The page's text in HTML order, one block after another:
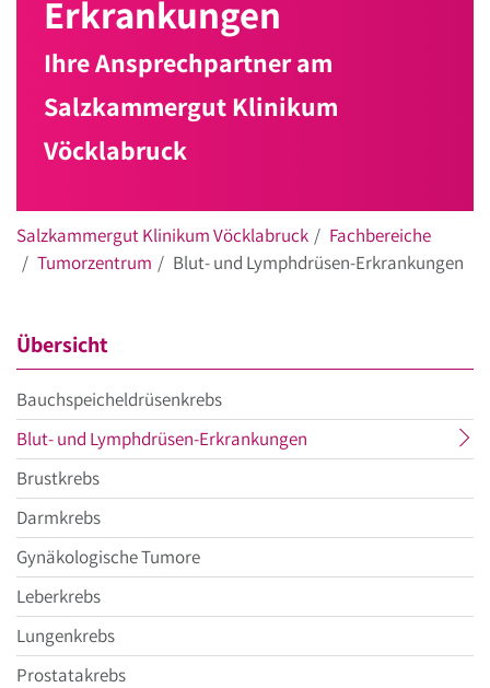
Erkrankungen
Ihre Ansprechpartner am
Salzkammergut Klinikum
Vöcklabruck
Salzkammergut Klinikum Vöcklabruck
Fachbereiche
Tumorzentrum
Blut- und Lymphdrüsen-Erkrankungen
Übersicht
Bauchspeicheldrüsenkrebs
Blut- und Lymphdrüsen-Erkrankungen
Menüpunkt
Brustkrebs
Darmkrebs
Gynäkologische Tumore
Leberkrebs
Lungenkrebs
Prostatakrebs